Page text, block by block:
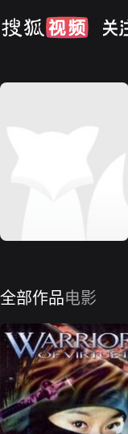
全部作品电影